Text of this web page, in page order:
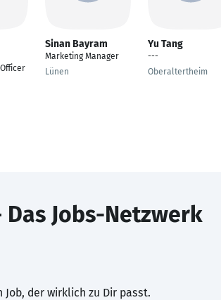
Sinan Bayram
Marketing Manager
Lünen
Yu Tang
---
Oberaltertheim
Das Jobs-Netzwerk
Job, der wirklich zu Dir passt.